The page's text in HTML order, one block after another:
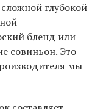
глубокой
бленд или
совиньон. Это
мы